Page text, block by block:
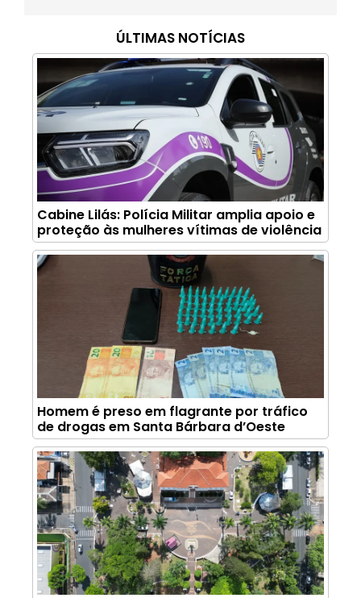
ÚLTIMAS NOTÍCIAS
Cabine Lilás: Polícia Militar amplia apoio e
proteção às mulheres vítimas de violência
Homem é preso em flagrante por tráfico
de drogas em Santa Bárbara d’Oeste